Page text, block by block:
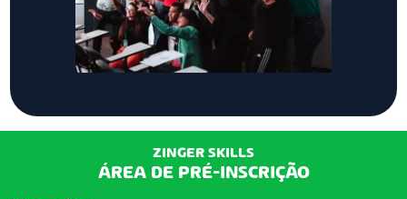
ZINGER SKILLS
ÁREA DE PRÉ-INSCRIÇÃO